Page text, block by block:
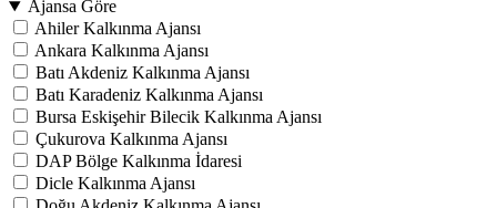
Ajansa Göre
Ahiler Kalkınma Ajansı
Ankara Kalkınma Ajansı
Batı Akdeniz Kalkınma Ajansı
Batı Karadeniz Kalkınma Ajansı
Bursa Eskişehir Bilecik Kalkınma Ajansı
Çukurova Kalkınma Ajansı
DAP Bölge Kalkınma İdaresi
Dicle Kalkınma Ajansı